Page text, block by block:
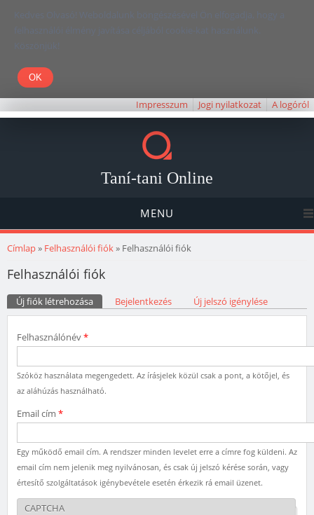
Kedves Olvasó! Weboldalunk böngészésével Ön elfogadja, hogy a
felhasználói élmény javítása céljából cookie-kat használunk.
Köszönjük!
Impresszum Jogi nyilatkozat A logóról
Taní-tani Online
MENU
Jelenlegi hely
Címlap» Felhasználói fiók» Felhasználói fiók
Felhasználói fiók
Elsődleges fülek
Új fiók létrehozása (aktív fül)Bejelentkezés Új jelszó igénylése
Felhasználónév*
Szóköz használata megengedett. Az írásjelek közül csak a pont, a kötőjel, és
az aláhúzás használható.
Email cím *
Egy működő email cím. A rendszer minden levelet erre a címre fog küldeni. Az
email cím nem jelenik meg nyilvánosan, és csak új jelszó kérése során, vagy
értesítő szolgáltatások igénybevétele esetén érkezik rá email üzenet.
CAPTCHA